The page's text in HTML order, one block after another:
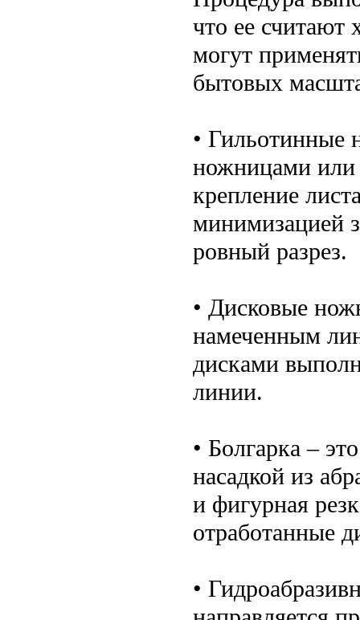
что ее считают
могут
бытовых
• Гильотинные
ножницами или
крепление
минимизацией
ровный разрез.
• Дисковые
намеченным
дисками
линии.
• Болгарка –
насадкой из
и фигурная
отработанные
•